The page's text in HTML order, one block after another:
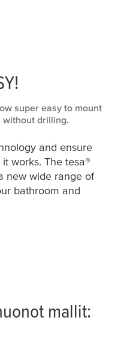
super easy to mount
without drilling.
and ensure
works. The tesa®
new wide range of
bathroom and
mallit: